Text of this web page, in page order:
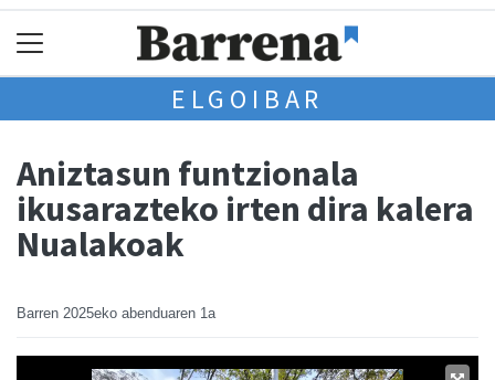
ELGOIBAR
Aniztasun funtzionala
ikusarazteko irten dira kalera
Nualakoak
Barren 2025eko abenduaren 1a